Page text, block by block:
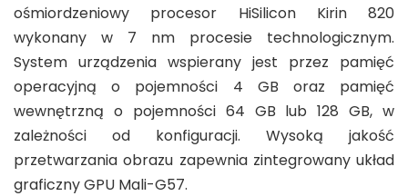
ośmiordzeniowy procesor HiSilicon Kirin 820
wykonany w 7 nm procesie technologicznym.
System urządzenia wspierany jest przez pamięć
operacyjną o pojemności 4 GB oraz pamięć
wewnętrzną o pojemności 64 GB lub 128 GB, w
zależności od konfiguracji. Wysoką jakość
przetwarzania obrazu zapewnia zintegrowany układ
graficzny GPU Mali-G57.